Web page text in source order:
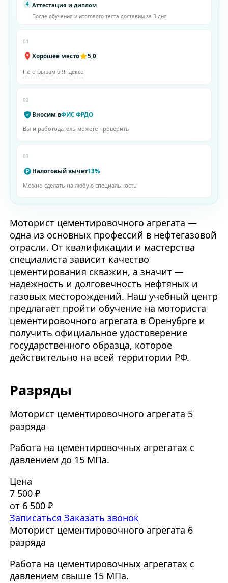
4 Аттестация и диплом
После обучения и итогового теста доставим за 3 дня
01
Хорошее место 5,0
По отзывам в Яндексе
02
Вносим вФИС ФРДО
Вы и работодатель можете проверить
03
Налоговый вычет13%
Можно сделать на любую специальность
Моторист цементировочного агрегата —
одна из основных профессий в нефтегазовой
отрасли. От квалификации и мастерства
специалиста зависит качество
цементирования скважин, а значит —
надежность и долговечность нефтяных и
газовых месторождений. Наш учебный центр
предлагает пройти обучение на моториста
цементировочного агрегата в Оренубрге и
получить официальное удостоверение
государственного образца, которое
действительно на всей территории РФ.
Разряды
Моторист цементировочного агрегата 5
разряда
Работа на цементировочных агрегатах с
давлением до 15 МПа.
Цена
7 500 ₽
от 6 500 ₽
Записаться Заказать звонок
Моторист цементировочного агрегата 6
разряда
Работа на цементировочных агрегатах с
давлением свыше 15 МПа.